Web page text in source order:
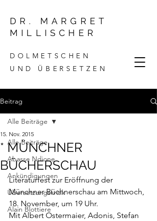
DR. MARGRET
MILLISCHER
DOLMETSCHEN
UND ÜBERSETZEN
Beitrag
Alle Beiträge
Abasse Ndione
Ankündigungen
Übersetzungskritik
Alain Blottiere
Alle Beiträge
* MÜNCHNER
BÜCHERSCHAU
15. Nov. 2015
Literaturfest zur Eröffnung der
Münchner Büchnerschau am Mittwoch,
18. November, um 19 Uhr.
Mit Albert Ostermaier, Adonis, Stefan